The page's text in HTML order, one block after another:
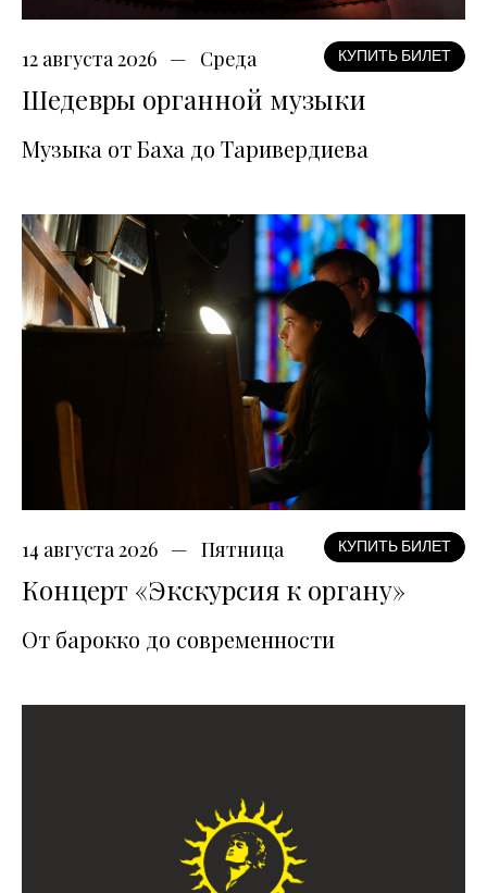
12 августа 2026 Среда КУПИТЬ БИЛЕТ
Шедевры органной музыки
Музыка от Баха до Таривердиева
14 августа 2026 Пятница КУПИТЬ БИЛЕТ
Концерт «Экскурсия к органу»
От барокко до современности